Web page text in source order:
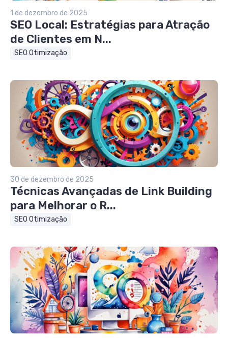
1 de dezembro de 2025
SEO Local: Estratégias para Atração
de Clientes em N...
SEO Otimização
30 de dezembro de 2025
Técnicas Avançadas de Link Building
para Melhorar o R...
SEO Otimização